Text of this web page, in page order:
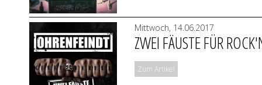
Mittwoch, 14.06.2017
ZWEI FÄUSTE FÜR
Zum Artikel